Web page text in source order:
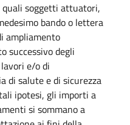
quali soggetti attuatori,
bando o lettera
ampliamento
successivo degli
e/o di
di salute e di sicurezza
ipotesi, gli importi a
si sommano a